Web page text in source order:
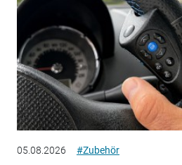
05.08.2026 #Zubehör